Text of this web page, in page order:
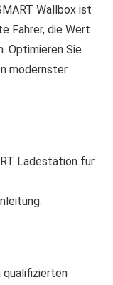
Wallbox ist
Fahrer, die Wert
Optimieren Sie
modernster
Ladestation für
qualifizierten